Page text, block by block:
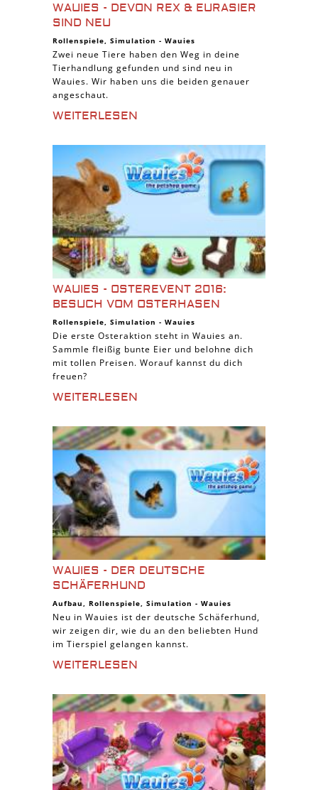
WAUIES - DEVON REX & EURASIER
SIND NEU
Rollenspiele, Simulation - Wauies
Zwei neue Tiere haben den Weg in deine
Tierhandlung gefunden und sind neu in
Wauies. Wir haben uns die beiden genauer
angeschaut.
WEITERLESEN
WAUIES - OSTEREVENT 2016:
BESUCH VOM OSTERHASEN
Rollenspiele, Simulation - Wauies
Die erste Osteraktion steht in Wauies an.
Sammle fleißig bunte Eier und belohne dich
mit tollen Preisen. Worauf kannst du dich
freuen?
WEITERLESEN
WAUIES - DER DEUTSCHE
SCHÄFERHUND
Aufbau, Rollenspiele, Simulation - Wauies
Neu in Wauies ist der deutsche Schäferhund,
wir zeigen dir, wie du an den beliebten Hund
im Tierspiel gelangen kannst.
WEITERLESEN